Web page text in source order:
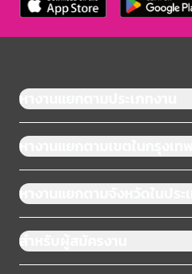
หางานแยกตามประเภทงาน
หางานแยกตามเขตในกรุงเทพ
หางานแยกตามจังหวัดในประเ
สำหรับผู้สมัครงาน